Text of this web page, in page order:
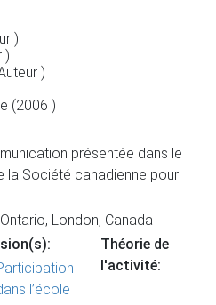
)
)
)
(2006 )
présentée dans le
la Société canadienne pour
London, Canada
l’école
Théorie de
l'activité: